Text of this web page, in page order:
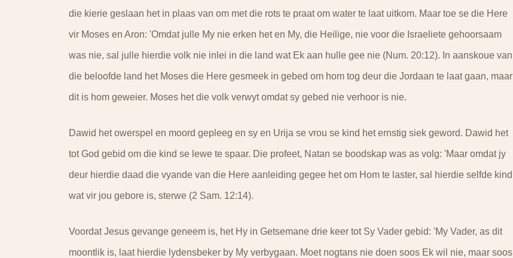
die kierie geslaan het in plaas van om met die rots te praat om water te laat uitkom. Maar toe se die Here
vir Moses en Aron: 'Omdat julle My nie erken het en My, die Heilige, nie voor die Israeliete gehoorsaam
was nie, sal julle hierdie volk nie inlei in die land wat Ek aan hulle gee nie (Num. 20:12). In aanskoue van
die beloofde land het Moses die Here gesmeek in gebed om hom tog deur die Jordaan te laat gaan, maar
dit is hom geweier. Moses het die volk verwyt omdat sy gebed nie verhoor is nie.
Dawid het owerspel en moord gepleeg en sy en Urija se vrou se kind het ernstig siek geword. Dawid het
tot God gebid om die kind se lewe te spaar. Die profeet, Natan se boodskap was as volg: 'Maar omdat jy
deur hierdie daad die vyande van die Here aanleiding gegee het om Hom te laster, sal hierdie selfde kind
wat vir jou gebore is, sterwe (2 Sam. 12:14).
Voordat Jesus gevange geneem is, het Hy in Getsemane drie keer tot Sy Vader gebid: 'My Vader, as dit
moontlik is, laat hierdie lydensbeker by My verbygaan. Moet nogtans nie doen soos Ek wil nie, maar soos